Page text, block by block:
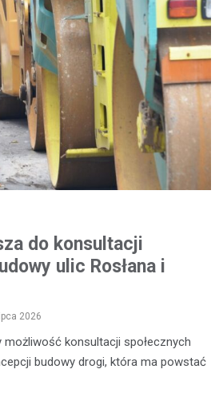
do konsultacji
ulic Rosłana i
2026
możliwość konsultacji społecznych
budowy drogi, która ma powstać